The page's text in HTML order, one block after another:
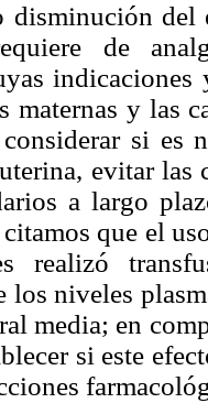
disminución del
de
maternas y las
si es
evitar las
a largo
que el
realizó
los niveles
media; en
si este